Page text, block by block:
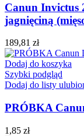
Canun Invictus
jagnięciną
189,81 zł
Dodaj do koszyka
Szybki podgląd
Dodaj do listy
PRÓBKA
1,85 zł